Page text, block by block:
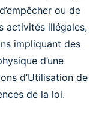
ou de
activités illégales,
impliquant des
d’une
d’Utilisation de
de la loi.